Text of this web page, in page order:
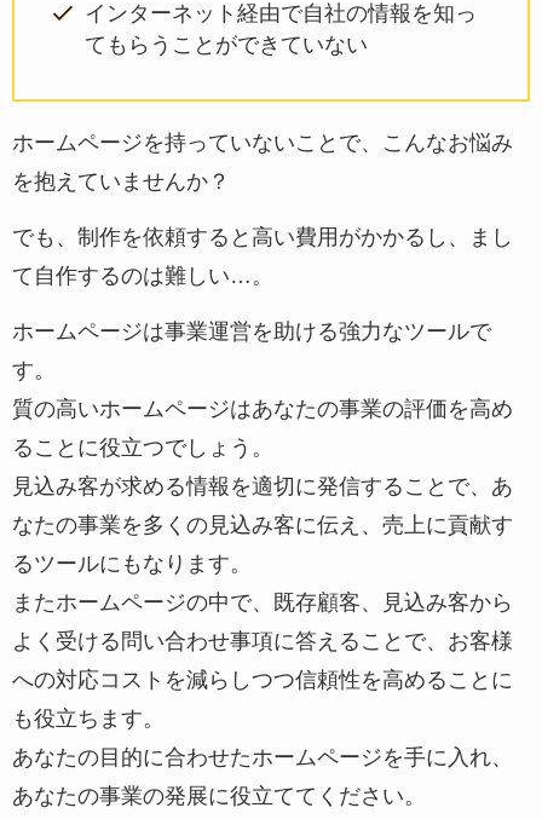
インターネット経由で自社の情報を知っ
てもらうことができていない
ホームページを持っていないことで、こんなお悩み
を抱えていませんか？
でも、制作を依頼すると高い費用がかかるし、まし
て自作するのは難しい…。
ホームページは事業運営を助ける強力なツールで
す。
質の高いホームページはあなたの事業の評価を高め
ることに役立つでしょう。
見込み客が求める情報を適切に発信することで、あ
なたの事業を多くの見込み客に伝え、売上に貢献す
るツールにもなります。
またホームページの中で、既存顧客、見込み客から
よく受ける問い合わせ事項に答えることで、お客様
への対応コストを減らしつつ信頼性を高めることに
も役立ちます。
あなたの目的に合わせたホームページを手に入れ、
あなたの事業の発展に役立ててください。